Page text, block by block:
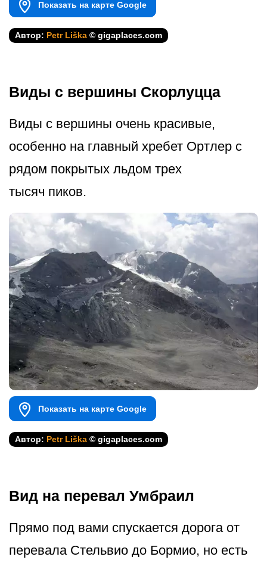
Показать на карте Google
Автор: Petr Liška © gigaplaces.com
Виды с вершины Скорлуцца
Виды с вершины очень красивые,
особенно на главный хребет Ортлер с
рядом покрытых льдом трех
тысяч пиков.
Показать на карте Google
Автор: Petr Liška © gigaplaces.com
Вид на перевал Умбраил
Прямо под вами спускается дорога от
перевала Стельвио до Бормио, но есть